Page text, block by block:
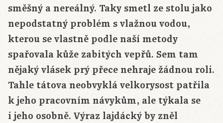
směšný a nereálný. Taky smetl ze stolu jako
nepodstatný problém s vlažnou vodou,
kterou se vlastně podle naší metody
spařovala kůže zabitých vepřů. Sem tam
nějaký vlásek prý přece nehraje žádnou roli.
Tahle tátova neobvyklá velkorysost patřila
k jeho pracovním návykům, ale týkala se
i jeho osobně. Výraz lajdácký by zněl